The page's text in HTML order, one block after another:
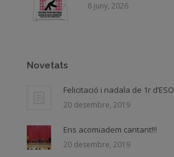
8 juny, 2026
Novetats
Felicitació i nadala de 1r d’ESO
20 desembre, 2019
Ens acomiadem cantant!!!
20 desembre, 2019